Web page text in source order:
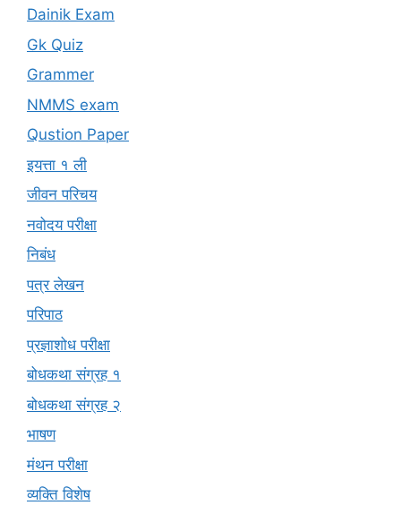
Dainik Exam
Gk Quiz
Grammer
NMMS exam
Qustion Paper
इयत्ता १ ली
जीवन परिचय
नवोदय परीक्षा
निबंध
पत्र लेखन
परिपाठ
प्रज्ञाशोध परीक्षा
बोधकथा संग्रह १
बोधकथा संग्रह २
भाषण
मंथन परीक्षा
व्यक्ति विशेष